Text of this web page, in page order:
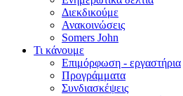
Διεκδικούμε
Ανακοινώσεις
Somers John
Τι κάνουμε
Επιμόρφωση - εργαστήρια
Προγράμματα
Συνδιασκέψεις